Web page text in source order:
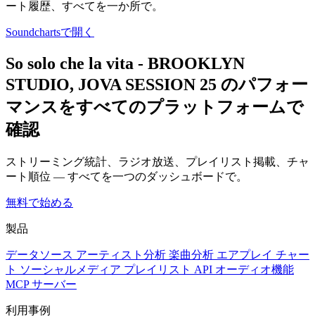
ート履歴、すべてを一か所で。
Soundchartsで開く
So solo che la vita - BROOKLYN
STUDIO, JOVA SESSION 25 のパフォー
マンスをすべてのプラットフォームで
確認
ストリーミング統計、ラジオ放送、プレイリスト掲載、チャ
ート順位 — すべてを一つのダッシュボードで。
無料で始める
製品
データソース アーティスト分析 楽曲分析 エアプレイ チャー
ト ソーシャルメディア プレイリスト API オーディオ機能
MCP サーバー
利用事例